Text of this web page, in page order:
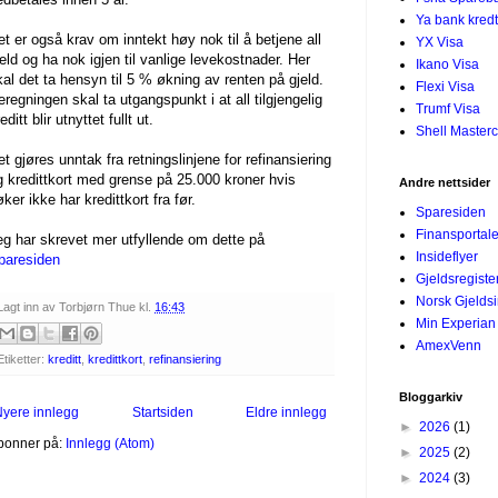
er også krav om inntekt høy nok til å betjene all
og ha nok igjen til vanlige levekostnader. Her
det ta hensyn til 5 % økning av renten på gjeld.
skal ta utgangspunkt i at all tilgjengelig
blir utnyttet fullt ut.
gjøres unntak fra retningslinjene for refinansiering
kredittkort med grense på 25.000 kroner hvis
ikke har kredittkort fra før.
har skrevet mer utfyllende om dette på
inn av Torbjørn Thue kl. 16:43
kreditt kredittkort refinansiering
innlegg Eldre innlegg
Startsiden
på: Innlegg (Atom)
Ya bank
YX Visa
Ikano Visa
Flexi Visa
Trumf Visa
Shell
Andre nettsider
Sparesiden
Insideflyer
Norsk
Min Experian
AmexVenn
Bloggarkiv
► 2026 (1)
► 2025 (2)
► 2024 (3)